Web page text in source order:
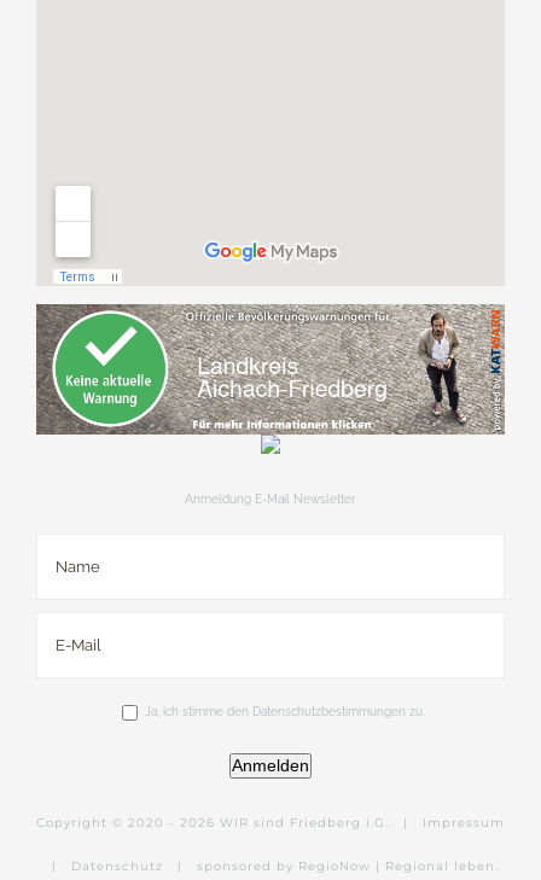
Anmeldung E-Mail Newsletter
Ja, ich stimme den Datenschutzbestimmungen zu.
Anmelden
Copyright © 2020 - 2026 WIR sind Friedberg i.G. | Impressum
| Datenschutz | sponsored by RegioNow | Regional leben.